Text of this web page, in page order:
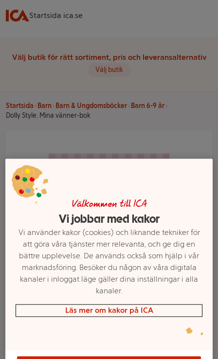
Startsida ica.se
Välj butik för rätt sortiment, pris och leveransalternativ
Välj butik
Startsida Barn Barn & Ungdomsböcker
Barn 6-9 år
Dolly Style. Mina vänner-bok
Välkommen till ICA
Vi jobbar med kakor
Vi använder kakor (cookies) och liknande tekniker för
att göra våra tjänster mer relevanta, och ge dig en
bättre upplevelse. De används också som hjälp i vår
marknadsföring. Besöker du någon av våra digitala
kanaler i inloggat läge gäller dina inställningar i alla
kanaler.
Läs mer om kakor på ICA